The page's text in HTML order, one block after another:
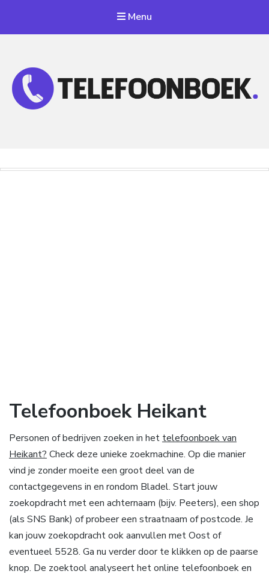
Menu
Telefoonboek Heikant
Personen of bedrijven zoeken in het telefoonboek van
Heikant? Check deze unieke zoekmachine. Op die manier
vind je zonder moeite een groot deel van de
contactgegevens in en rondom Bladel. Start jouw
zoekopdracht met een achternaam (bijv. Peeters), een shop
(als SNS Bank) of probeer een straatnaam of postcode. Je
kan jouw zoekopdracht ook aanvullen met Oost of
eventueel 5528. Ga nu verder door te klikken op de paarse
knop. De zoektool analyseert het online telefoonboek en